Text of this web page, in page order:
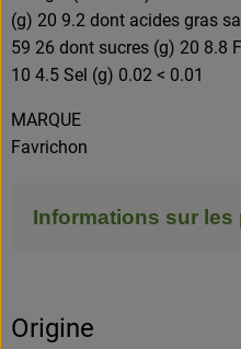
(g) 20 9.2 dont acides gras
59 26 dont sucres (g) 20 8.8
10 4.5 Sel (g) 0.02 < 0.01
MARQUE
Favrichon
Informations sur les
Origine